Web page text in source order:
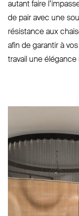
autant faire
de pair avec une
résistance aux
afin de garantir à
travail une